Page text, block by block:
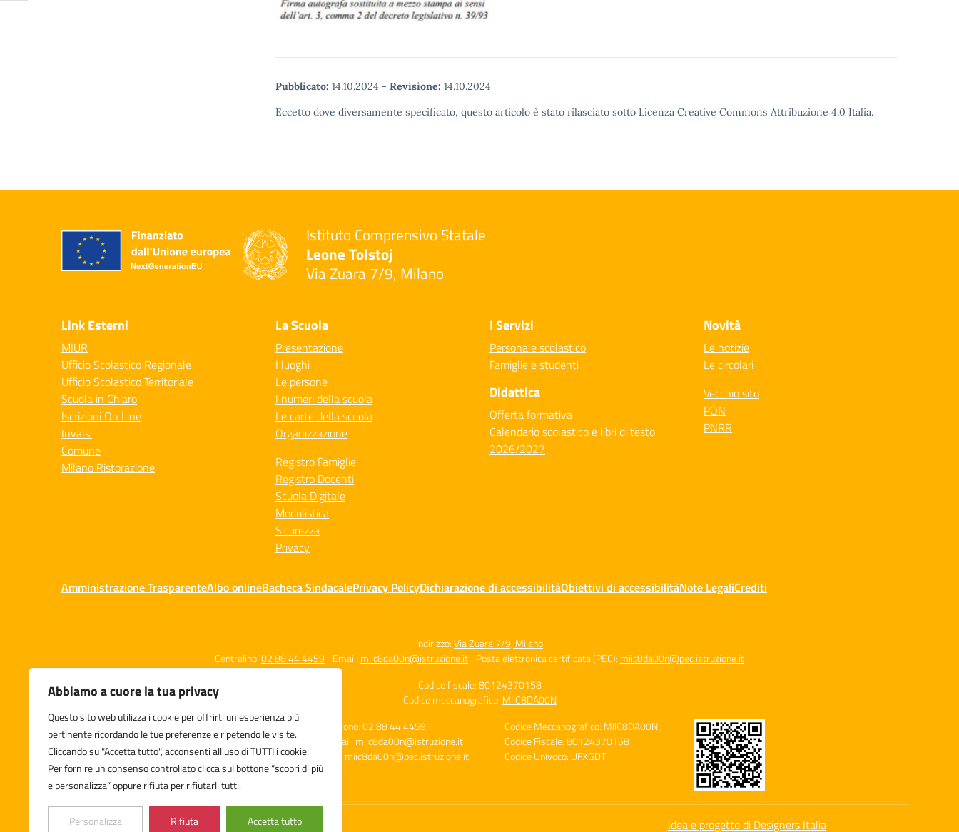
Abbiamo a cuore la tua privacy
Questo sito web utilizza i cookie per offrirti un’esperienza più
pertinente ricordando le tue preferenze e ripetendo le visite.
Cliccando su "Accetta tutto", acconsenti all'uso di TUTTI i cookie.
Per fornire un consenso controllato clicca sul bottone “scopri di più
e personalizza” oppure rifiuta per rifiutarli tutti.
Personalizza Rifiuta Accetta tutto
Pubblicato: 14.10.2024 - Revisione: 14.10.2024
Eccetto dove diversamente specificato, questo articolo è stato rilasciato sotto Licenza Creative Commons Attribuzione 4.0 Italia.
Istituto Comprensivo Statale
Leone Tolstoj
Via Zuara 7/9, Milano
Link Esterni
MIUR
Ufficio Scolastico Regionale
Ufficio Scolastico Territoriale
Scuola in Chiaro
Iscrizioni On Line
Invalsi
Comune
Milano Ristorazione
La Scuola
Presentazione
I luoghi
Le persone
I numeri della scuola
Le carte della scuola
Organizzazione
Registro Famiglie
Registro Docenti
Scuola Digitale
Modulistica
Sicurezza
Privacy
I Servizi
Personale scolastico
Famiglie e studenti
Didattica
Offerta formativa
Calendario scolastico e libri di testo
2026/2027
Novità
Le notizie
Le circolari
Vecchio sito
PON
PNRR
Amministrazione TrasparenteAlbo onlineBacheca SindacalePrivacy PolicyDichiarazione di accessibilitàObiettivi di accessibilitàNote LegaliCrediti
Indirizzo:Via Zuara 7/9, Milano
Centralino:02 88 44 4459 Email: miic8da00n@istruzione.it Posta elettronica certificata (PEC): miic8da00n@pec.istruzione.it
Codice fiscale: 80124370158
Codice meccanografico: MIIC8DA00N
Istituto Comprensivo Statale
Leone Tolstoj
Via Zuara 7/9, Milano
Telefono: 02 88 44 4459
E-mail: miic8da00n@istruzione.it
PEC: miic8da00n@pec.istruzione.it
Codice Meccanografico: MIIC8DA00N
Codice Fiscale: 80124370158
Codice Univoco: UFXGDT
Idea e progetto di Designers Italia